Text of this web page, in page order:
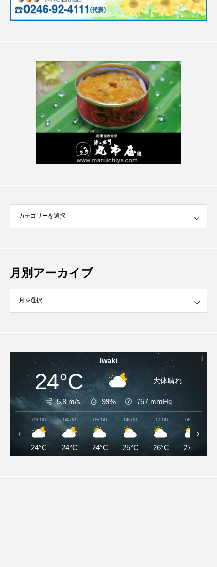
月別アーカイブ
ブ
Iwaki
24°C 大体晴れ
5.8 m/s 99% 757 mmHg
03:00
24°C
04:00
24°C
05:00
24°C
06:00
25°C
07:00
26°C
08:00
27°C
‹ ›